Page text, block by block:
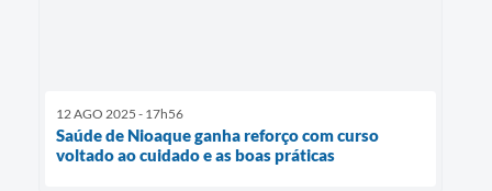
12 AGO 2025 - 17h56
Saúde de Nioaque ganha reforço com curso
voltado ao cuidado e as boas práticas